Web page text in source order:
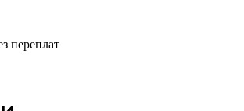
переплат